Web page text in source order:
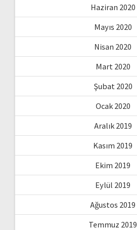
Haziran 2020
Mayıs 2020
Nisan 2020
Mart 2020
Şubat 2020
Ocak 2020
Aralık 2019
Kasım 2019
Ekim 2019
Eylül 2019
Ağustos 2019
Temmuz 2019